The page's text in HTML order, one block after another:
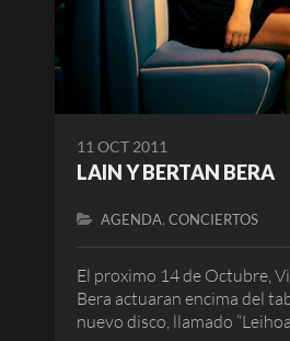
11 OCT 2011
LAIN Y BERTAN BERA
AGENDA, CONCIERTOS
El proximo 14 de Octubre,
Bera actuaran encima del
nuevo disco, llamado